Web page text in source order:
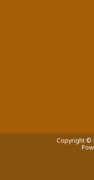
Copyright ©